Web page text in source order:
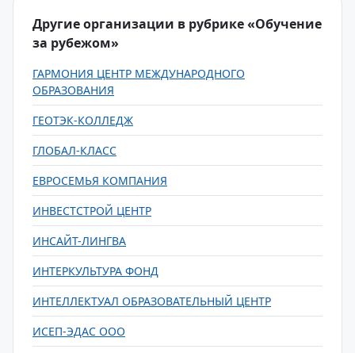
Другие организации в рубрике «Обучение
за рубежом»
ГАРМОНИЯ ЦЕНТР МЕЖДУНАРОДНОГО
ОБРАЗОВАНИЯ
ГЕОТЭК-КОЛЛЕДЖ
ГЛОБАЛ-КЛАСС
ЕВРОСЕМЬЯ КОМПАНИЯ
ИНВЕСТСТРОЙ ЦЕНТР
ИНСАЙТ-ЛИНГВА
ИНТЕРКУЛЬТУРА ФОНД
ИНТЕЛЛЕКТУАЛ ОБРАЗОВАТЕЛЬНЫЙ ЦЕНТР
ИСЕП-ЭДАС ООО